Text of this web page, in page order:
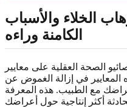
الخلاء والأسباب
الكامنة وراءه
الصحة العقلية على معايير
في إزالة الغموض عن
مع الطبيب. هذه المعرفة